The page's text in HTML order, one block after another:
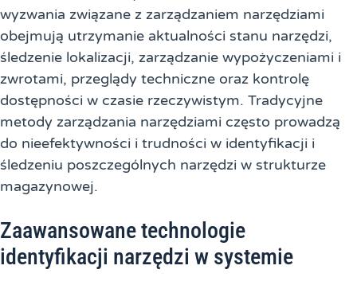
wyzwania związane z zarządzaniem narzędziami
obejmują utrzymanie aktualności stanu narzędzi,
śledzenie lokalizacji, zarządzanie wypożyczeniami i
zwrotami, przeglądy techniczne oraz kontrolę
dostępności w czasie rzeczywistym. Tradycyjne
metody zarządzania narzędziami często prowadzą
do nieefektywności i trudności w identyfikacji i
śledzeniu poszczególnych narzędzi w strukturze
magazynowej.
Zaawansowane technologie
identyfikacji narzędzi w systemie